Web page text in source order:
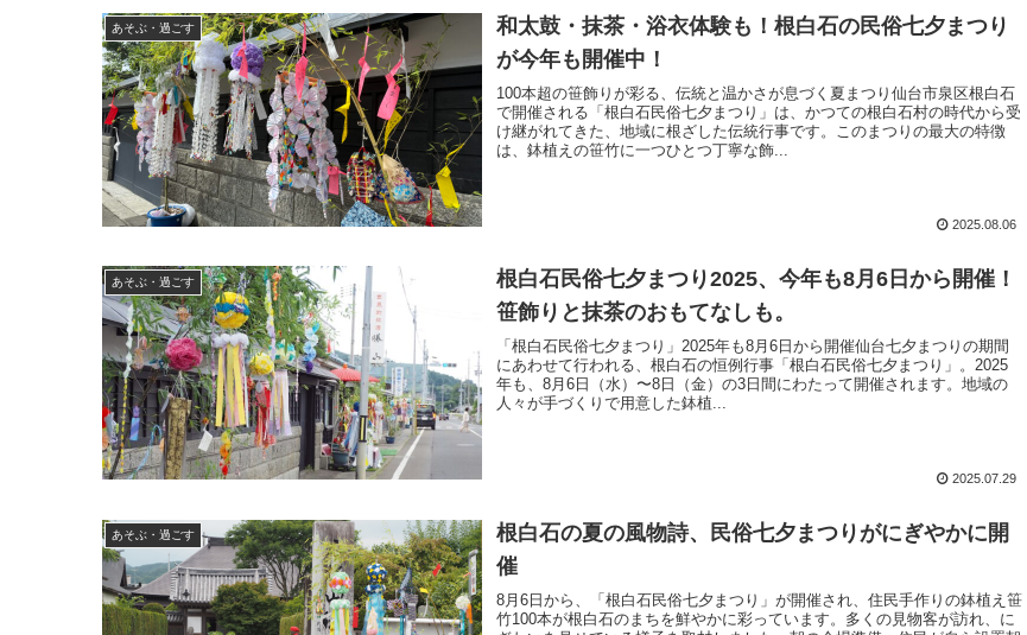
あそぶ・過ごす
和太鼓・抹茶・浴衣体験も！根白石の民俗七夕まつり
が今年も開催中！
100本超の笹飾りが彩る、伝統と温かさが息づく夏まつり仙台市泉区根白石
で開催される「根白石民俗七夕まつり」は、かつての根白石村の時代から受
け継がれてきた、地域に根ざした伝統行事です。このまつりの最大の特徴
は、鉢植えの笹竹に一つひとつ丁寧な飾...
2025.08.06
あそぶ・過ごす
根白石民俗七夕まつり2025、今年も8月6日から開催！
笹飾りと抹茶のおもてなしも。
「根白石民俗七夕まつり」2025年も8月6日から開催仙台七夕まつりの期間
にあわせて行われる、根白石の恒例行事「根白石民俗七夕まつり」。2025
年も、8月6日（水）〜8日（金）の3日間にわたって開催されます。地域の
人々が手づくりで用意した鉢植...
2025.07.29
あそぶ・過ごす
根白石の夏の風物詩、民俗七夕まつりがにぎやかに開
催
8月6日から、「根白石民俗七夕まつり」が開催され、住民手作りの鉢植え笹
竹100本が根白石のまちを鮮やかに彩っています。多くの見物客が訪れ、に